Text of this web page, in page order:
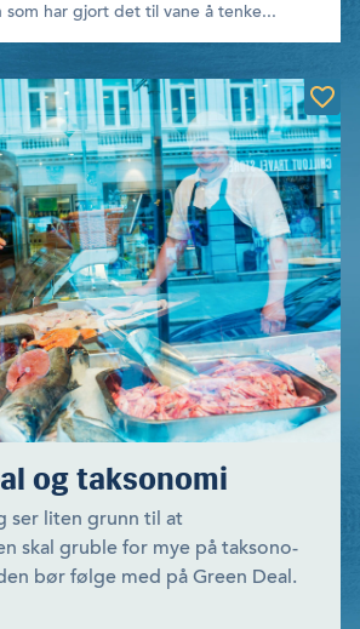
som har gjort det til vane å tenke...
og taksonomi
ser liten grunn til at
skal gruble for mye på taksono­
bør følge med på Green Deal.